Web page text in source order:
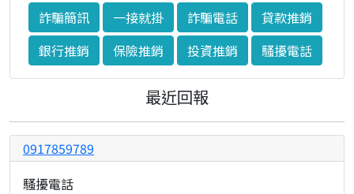
詐騙簡訊
一接就掛 詐騙電話
貸款推銷
銀行推銷
保險推銷 投資推銷 騷擾電話
最近回報
0917859789
騷擾電話